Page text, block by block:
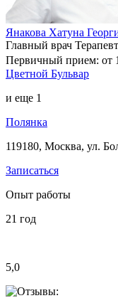
Янакова Хатуна
Главный врач Терапевт
Первичный прием: от
Цветной Бульвар
и еще 1
Полянка
119180, Москва, ул.
Записаться
Опыт работы
21 год
5,0